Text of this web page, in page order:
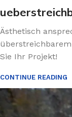
Ästhetisch
Sie Ihr Projekt!
CONTINUE READING